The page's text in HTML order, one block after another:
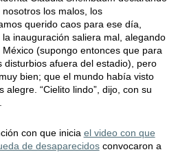
nosotros los malos, los
querido caos para ese día,
inauguración saliera mal, alegando
(supongo entonces que para
disturbios afuera del estadio), pero
bien; que el mundo había visto
alegre. “Cielito lindo”, dijo, con su
con que inicia el video con que
de desaparecidosconvocaron a